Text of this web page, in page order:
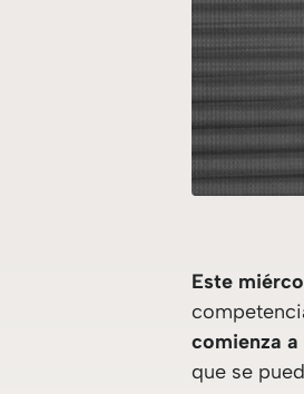
Este
comienza
que se